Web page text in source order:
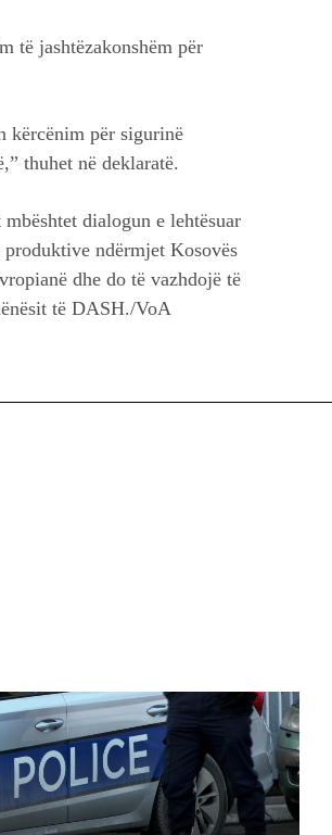
të jashtëzakonshëm për
kërcënim për sigurinë
thuhet në deklaratë.
dialogun e lehtësuar
produktive ndërmjet Kosovës
dhe do të vazhdojë të
të DASH./VoA